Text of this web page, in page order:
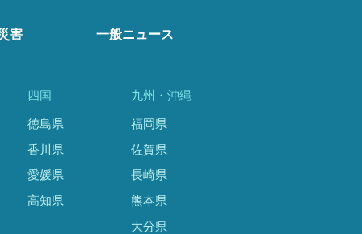
害 一般ニュース
四国
徳島県
香川県
愛媛県
高知県
九州・沖縄
福岡県
佐賀県
長崎県
熊本県
大分県